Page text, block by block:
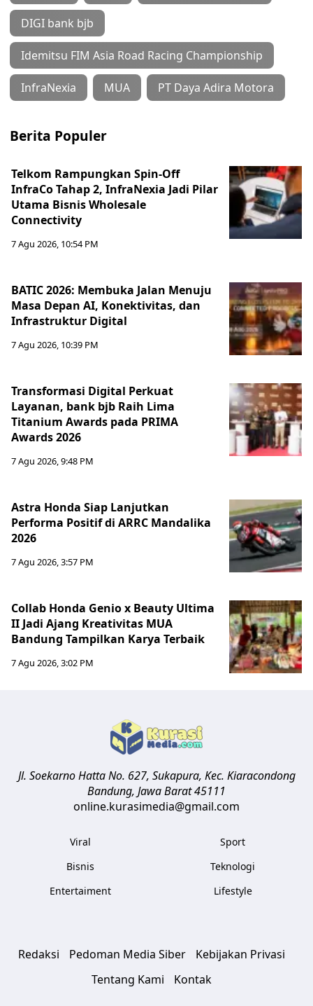
DIGI bank bjb
Idemitsu FIM Asia Road Racing Championship
InfraNexia MUA PT Daya Adira Motora
Berita Populer
Telkom Rampungkan Spin-Off
InfraCo Tahap 2, InfraNexia Jadi Pilar
Utama Bisnis Wholesale
Connectivity
7 Agu 2026, 10:54 PM
BATIC 2026: Membuka Jalan Menuju
Masa Depan AI, Konektivitas, dan
Infrastruktur Digital
7 Agu 2026, 10:39 PM
Transformasi Digital Perkuat
Layanan, bank bjb Raih Lima
Titanium Awards pada PRIMA
Awards 2026
7 Agu 2026, 9:48 PM
Astra Honda Siap Lanjutkan
Performa Positif di ARRC Mandalika
2026
7 Agu 2026, 3:57 PM
Collab Honda Genio x Beauty Ultima
II Jadi Ajang Kreativitas MUA
Bandung Tampilkan Karya Terbaik
7 Agu 2026, 3:02 PM
Jl. Soekarno Hatta No. 627, Sukapura, Kec. Kiaracondong
Bandung, Jawa Barat45111
online.kurasimedia@gmail.com
Viral
Bisnis
Entertaiment
Sport
Teknologi
Lifestyle
Redaksi Pedoman Media Siber
Kebijakan Privasi
Tentang Kami
Kontak